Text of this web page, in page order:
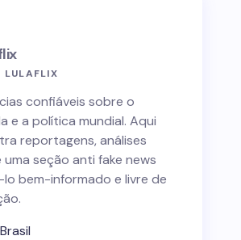
LULAFLIX
confiáveis sobre o
e a política mundial. Aqui
reportagens, análises
seção anti fake news
bem-informado e livre de